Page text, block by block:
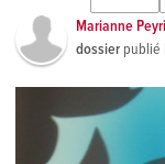
Marianne Peyri
dossier